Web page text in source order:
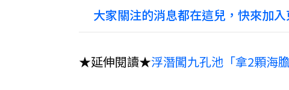
大家關注的消息都在這兒，快來加
★延伸閱讀★浮潛闖九孔池「拿2顆海